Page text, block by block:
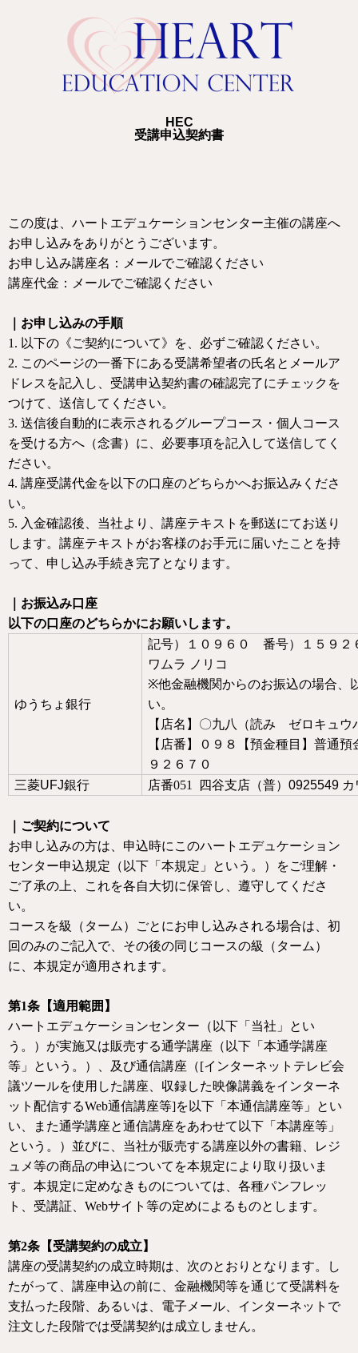
HEC
受講申込契約書
この度は、ハートエデュケーションセンター主催の講座へ
お申し込みをありがとうございます。
お申し込み講座名：
メールでご確認ください
講座代金：メールでご確認ください
｜お申し込みの手順
1. 以下の《ご契約について》を、必ずご確認ください。
2. このページの一番下にある受講希望者の氏名とメールア
ドレスを記入し
、受講申込契約書の確認完了にチェックを
つけて、送信してください。
3. 送信後自動的に表示されるグループコース・個人コース
を受ける方へ（念書）に、 必要事項を記入して送信してく
ださい。
4. 講座受講代金を以下の口座のどちらかへお振込みくださ
い。
5. 入金確認後、当社より、講座テキストを郵送にてお送り
します。講座テキストがお客様のお手元に届いたことを持
って、申し込み手続き完了となります。
｜お振込み口座
以下の口座のどちらかにお願いします。
ゆうちょ銀行
記号）１０９６０ 番号）１５９２
ワムラ ノリコ
※他金融機関からのお振込の場合、
い。
【店名】〇九八（読み ゼロキュウ
【店番】０９８【預金種目】普通
９２６７０
三菱UFJ銀行 店番051 四谷支店（普）0925549
｜ご契約について
お申し込みの方は、申込時にこのハートエデュケーション
センター申込規定（以下「本規定」という。）をご理解・
ご了承の上、これを各自大切に保管し、遵守してくださ
い。
コースを級（ターム）ごとにお申し込みされる場合は、初
回のみのご記入で、その後の同じコースの級（ターム）
に、本規定が適用されます。
第1条【適用範囲】
ハートエデュケーションセンター（以下「当社」とい
う。）が実施又は販売する通学講座（以下「本通学講座
等」という。）、及び通信講座（[インターネットテレビ会
議ツールを使用した講座、収録した映像講義をインターネ
ット配信するWeb通信講座等]を以下「本通信講座等」とい
い、また通学講座と通信講座をあわせて以下「本講座等」
という。）並びに、当社が販売する講座以外の書籍、レジ
ュメ等の商品の申込についてを本規定により取り扱いま
す。本規定に定めなきものについては、各種パンフレッ
ト、受講証、 Webサイト等の定めによるものとします。
第2条【受講契約の成立】
講座の受講契約の成立時期は、次のとおりとなります。し
たがって、講座申込の前に、金融機関等を通じて受講料を
支払った段階、あるいは、電子メール、インターネットで
注文した段階では受講契約は成立しません。